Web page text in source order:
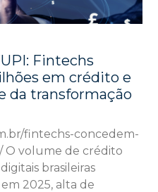
Fintechs
em crédito e
da transformação
fintechs-concedem-
O volume de crédito
brasileiras
2025, alta de